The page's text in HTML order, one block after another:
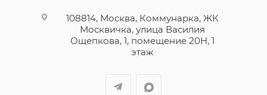
108814, Москва, Коммунарка, ЖК
Москвичка, улица Василия
Ощепкова, 1​, помещение 20Н, 1
этаж